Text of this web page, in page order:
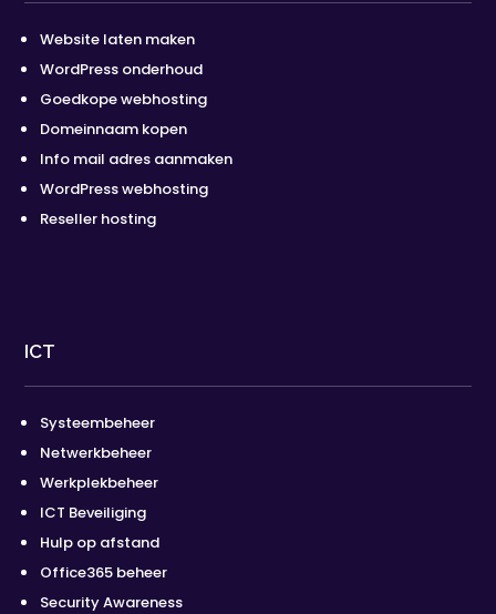
Website laten maken
WordPress onderhoud
Goedkope webhosting
Domeinnaam kopen
Info mail adres aanmaken
WordPress webhosting
Reseller hosting
ICT
Systeembeheer
Netwerkbeheer
Werkplekbeheer
ICT Beveiliging
Hulp op afstand
Office365 beheer
Security Awareness